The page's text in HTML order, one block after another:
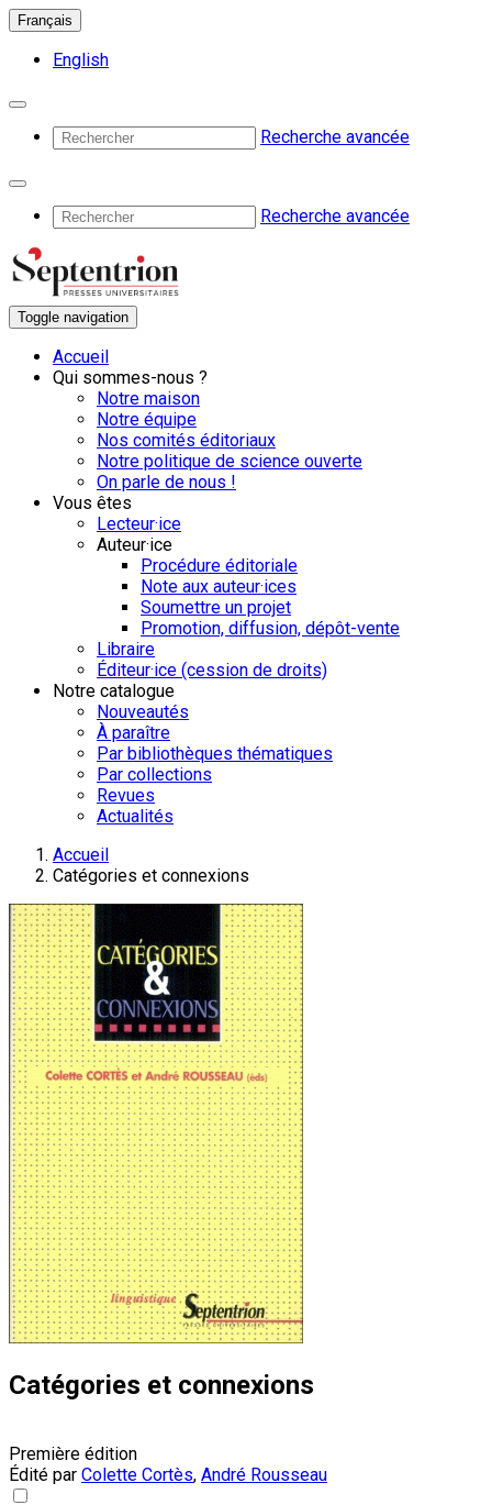
Français
English
Recherche avancée
Recherche avancée
Toggle navigation
Accueil
Qui sommes-nous ?
Notre maison
Notre équipe
Nos comités éditoriaux
Notre politique de science ouverte
On parle de nous !
Vous êtes
Lecteur·ice
Auteur·ice
Procédure éditoriale
Note aux auteur·ices
Soumettre un projet
Promotion, diffusion, dépôt-vente
Libraire
Éditeur·ice (cession de droits)
Notre catalogue
Nouveautés
À paraître
Par bibliothèques thématiques
Par collections
Revues
Actualités
Accueil
Catégories et connexions
Catégories et connexions
Première édition
Édité par Colette Cortès, André Rousseau